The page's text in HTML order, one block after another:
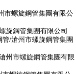
市螺旋鋼管集團有限公
旋鋼管集團有限公司
/滄州市螺旋鋼管集團
州市螺旋鋼管集團有限